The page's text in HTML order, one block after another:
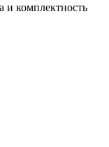
и комплектность